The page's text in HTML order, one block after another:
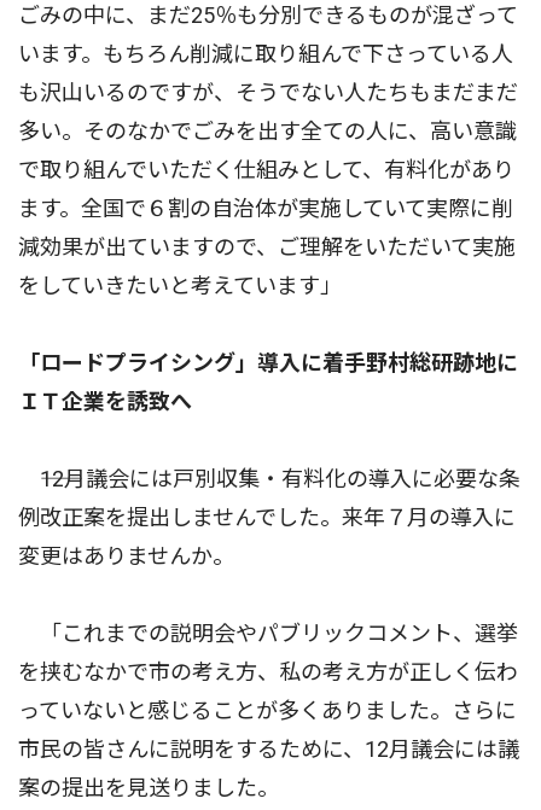
ごみの中に、まだ25％も分別できるものが混ざって
います。もちろん削減に取り組んで下さっている人
も沢山いるのですが、そうでない人たちもまだまだ
多い。そのなかでごみを出す全ての人に、高い意識
で取り組んでいただく仕組みとして、有料化があり
ます。全国で６割の自治体が実施していて実際に削
減効果が出ていますので、ご理解をいただいて実施
をしていきたいと考えています」
「ロードプライシング」導入に着手野村総研跡地に
ＩＴ企業を誘致へ
――12月議会には戸別収集・有料化の導入に必要な条
例改正案を提出しませんでした。来年７月の導入に
変更はありませんか。
「これまでの説明会やパブリックコメント、選挙
を挟むなかで市の考え方、私の考え方が正しく伝わ
っていないと感じることが多くありました。さらに
市民の皆さんに説明をするために、12月議会には議
案の提出を見送りました。